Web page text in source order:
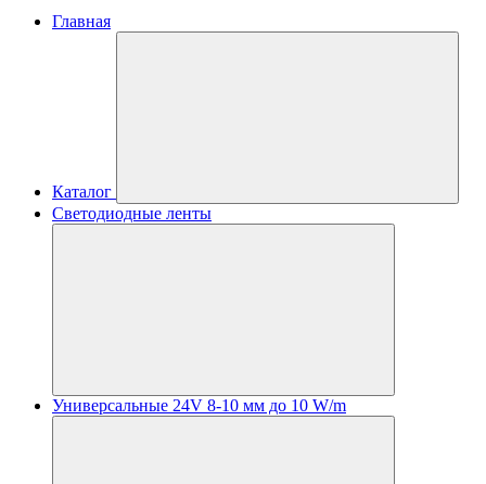
Главная
Каталог
Светодиодные ленты
Универсальные 24V 8-10 мм до 10 W/m